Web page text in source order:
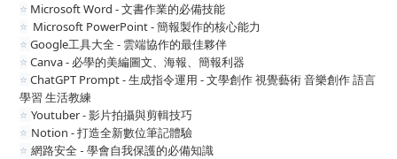
⭐️ Microsoft Word - 文書作業的必備技能
⭐️ Microsoft PowerPoint - 簡報製作的核心能力
⭐️ Google工具大全 - 雲端協作的最佳夥伴
⭐️ Canva - 必學的美編圖文、海報、簡報利器
⭐️ ChatGPT Prompt -生成指令運用 - 文學創作 視覺藝術 音樂創作 語言
學習 生活教練
⭐️ Youtuber - 影片拍攝與剪輯技巧
⭐️ Notion - 打造全新數位筆記體驗
⭐️ 網路安全 - 學會自我保護的必備知識